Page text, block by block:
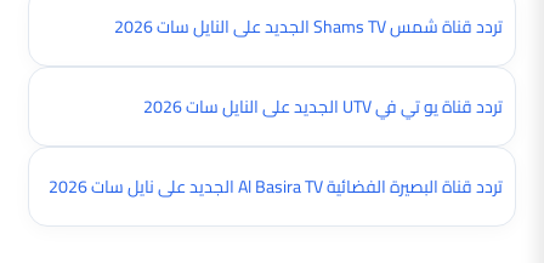
تردد قناة شمس Shams TV الجديد على النايل سات 2026
تردد قناة يو تي في UTV الجديد على النايل سات 2026
تردد قناة البصيرة الفضائية Al Basira TV الجديد على نايل سات 2026